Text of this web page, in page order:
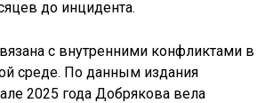
до инцидента.
с внутренними конфликтами в
среде. По данным издания
2025 года Добрякова вела